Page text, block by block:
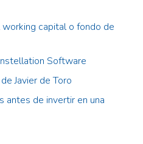
capital o fondo de
Software
Javier de Toro
antes de invertir en una